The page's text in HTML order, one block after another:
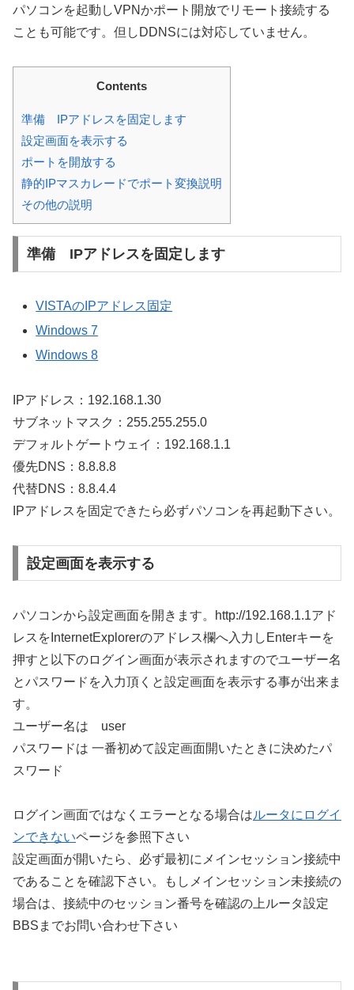
パソコンを起動しVPNかポート開放でリモート接続する
ことも可能です。但しDDNSには対応していません。
Contents
準備 IPアドレスを固定します
設定画面を表示する
ポートを開放する
静的IPマスカレードでポート変換説明
その他の説明
準備 IPアドレスを固定します
VISTAのIPアドレス固定
Windows 7
Windows 8
IPアドレス：192.168.1.30
サブネットマスク：255.255.255.0
デフォルトゲートウェイ：192.168.1.1
優先DNS：8.8.8.8
代替DNS：8.8.4.4
IPアドレスを固定できたら必ずパソコンを再起動下さい。
設定画面を表示する
パソコンから設定画面を開きます。http://192.168.1.1アド
レスをInternetExplorerのアドレス欄へ入力しEnterキーを
押すと以下のログイン画面が表示されますのでユーザー名
とパスワードを入力頂くと設定画面を表示する事が出来ま
す。
ユーザー名は user
パスワードは 一番初めて設定画面開いたときに決めたパ
スワード
ログイン画面ではなくエラーとなる場合はルータにログイ
ンできないページを参照下さい
設定画面が開いたら、必ず最初にメインセッション接続中
であることを確認下さい。もしメインセッション未接続の
場合は、接続中のセッション番号を確認の上ルータ設定
BBSまでお問い合わせ下さい